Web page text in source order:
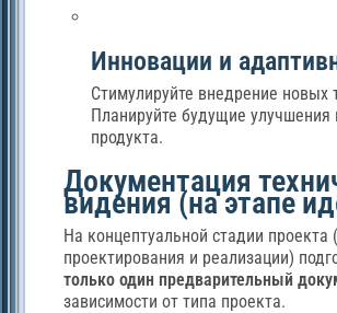
Инновации и
Стимулируйте внедрение новых
Планируйте будущие улучшения
продукта.
Документация
видения (на этапе
На концептуальной стадии проекта
проектирования и реализации)
только один предварительный
зависимости от типа проекта.